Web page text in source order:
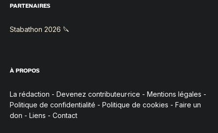
PARTENAIRES
Stabathon 2026 🔪
À PROPOS
La rédaction - Devenez contributeur·rice - Mentions légales -
Politique de confidentialité - Politique de cookies - Faire un
don - Liens - Contact